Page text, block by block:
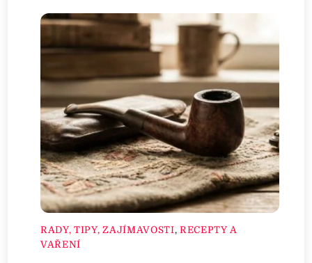
RADY, TIPY, ZAJÍMAVOSTI, RECEPTY A
VAŘENÍ